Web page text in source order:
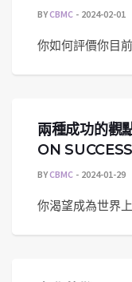
BYCBMC 2024-02-01
你如何評價你目
兩種成功的觀
ON SUCCESS
BYCBMC 2024-01-29
你渴望成為世界